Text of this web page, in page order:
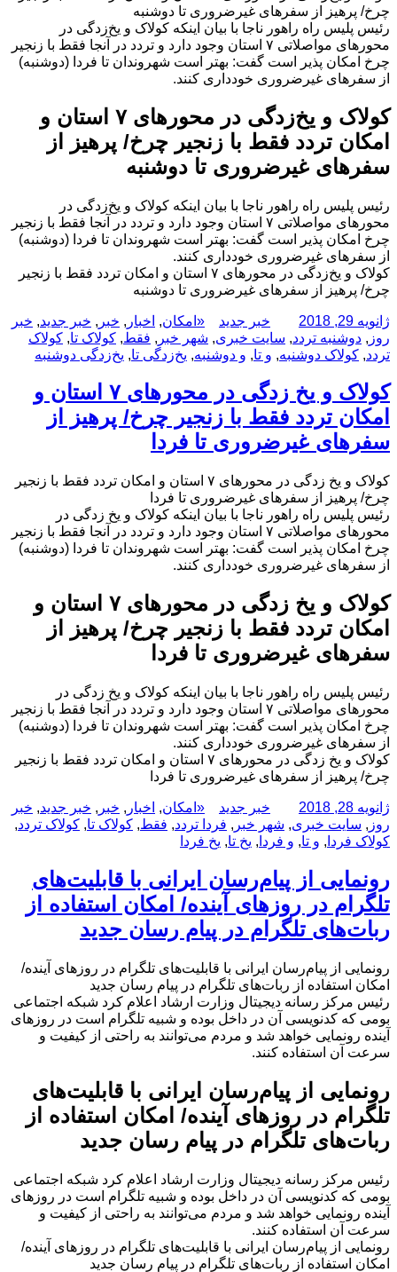
چرخ/ پرهیز از سفرهای غیرضروری تا دوشنبه
رئیس پلیس راه راهور ناجا با بیان اینکه کولاک و یخ‌زدگی در
محورهای مواصلاتی ۷ استان وجود دارد و تردد در آنجا فقط با زنجیر
چرخ امکان پذیر است گفت: بهتر است شهروندان تا فردا (دوشنبه)
از سفرهای غیرضروری خودداری کنند.
کولاک و یخ‌زدگی در محورهای ۷ استان و
امکان تردد فقط با زنجیر چرخ/ پرهیز از
سفرهای غیرضروری تا دوشنبه
رئیس پلیس راه راهور ناجا با بیان اینکه کولاک و یخ‌زدگی در
محورهای مواصلاتی ۷ استان وجود دارد و تردد در آنجا فقط با زنجیر
چرخ امکان پذیر است گفت: بهتر است شهروندان تا فردا (دوشنبه)
از سفرهای غیرضروری خودداری کنند.
کولاک و یخ‌زدگی در محورهای ۷ استان و امکان تردد فقط با زنجیر
چرخ/ پرهیز از سفرهای غیرضروری تا دوشنبه
ارسال
شده
در
ژانویه 29, 2018 نویسنده
دسته‌ها
خبر جدید برچسب‌ها
«امکان, اخبار , خبر , خبر جدید, خبر
روز , دوشنبه تردد, سایت خبری, شهر خبر , فقط, کولاک تا, کولاک
تردد, کولاک دوشنبه, و تا, و دوشنبه, یخ‌زدگی تا, یخ‌زدگی دوشنبه
کولاک و یخ زدگی در محورهای ۷ استان و
امکان تردد فقط با زنجیر چرخ/ پرهیز از
سفرهای غیرضروری تا فردا
کولاک و یخ زدگی در محورهای ۷ استان و امکان تردد فقط با زنجیر
چرخ/ پرهیز از سفرهای غیرضروری تا فردا
رئیس پلیس راه راهور ناجا با بیان اینکه کولاک و یخ زدگی در
محورهای مواصلاتی ۷ استان وجود دارد و تردد در آنجا فقط با زنجیر
چرخ امکان پذیر است گفت: بهتر است شهروندان تا فردا (دوشنبه)
از سفرهای غیرضروری خودداری کنند.
کولاک و یخ زدگی در محورهای ۷ استان و
امکان تردد فقط با زنجیر چرخ/ پرهیز از
سفرهای غیرضروری تا فردا
رئیس پلیس راه راهور ناجا با بیان اینکه کولاک و یخ زدگی در
محورهای مواصلاتی ۷ استان وجود دارد و تردد در آنجا فقط با زنجیر
چرخ امکان پذیر است گفت: بهتر است شهروندان تا فردا (دوشنبه)
از سفرهای غیرضروری خودداری کنند.
کولاک و یخ زدگی در محورهای ۷ استان و امکان تردد فقط با زنجیر
چرخ/ پرهیز از سفرهای غیرضروری تا فردا
ارسال
شده
در
ژانویه 28, 2018 نویسنده
دسته‌ها
خبر جدید برچسب‌ها
«امکان, اخبار , خبر , خبر جدید, خبر
روز , سایت خبری, شهر خبر , فردا تردد, فقط, کولاک تا, کولاک تردد,
کولاک فردا , و تا, و فردا , یخ تا, یخ فردا
رونمایی از پیام‌رسان ایرانی با قابلیت‌های
تلگرام در روزهای آینده/ امکان استفاده از
ربات‌های تلگرام در پیام رسان جدید
رونمایی از پیام‌رسان ایرانی با قابلیت‌های تلگرام در روزهای آینده/
امکان استفاده از ربات‌های تلگرام در پیام رسان جدید
رئیس مرکز رسانه دیجیتال وزارت ارشاد اعلام کرد شبکه اجتماعی
بومی که کدنویسی آن در داخل بوده و شبیه تلگرام است در روزهای
آینده رونمایی خواهد شد و مردم می‌توانند به راحتی از کیفیت و
سرعت آن استفاده کنند.
رونمایی از پیام‌رسان ایرانی با قابلیت‌های
تلگرام در روزهای آینده/ امکان استفاده از
ربات‌های تلگرام در پیام رسان جدید
رئیس مرکز رسانه دیجیتال وزارت ارشاد اعلام کرد شبکه اجتماعی
بومی که کدنویسی آن در داخل بوده و شبیه تلگرام است در روزهای
آینده رونمایی خواهد شد و مردم می‌توانند به راحتی از کیفیت و
سرعت آن استفاده کنند.
رونمایی از پیام‌رسان ایرانی با قابلیت‌های تلگرام در روزهای آینده/
امکان استفاده از ربات‌های تلگرام در پیام رسان جدید